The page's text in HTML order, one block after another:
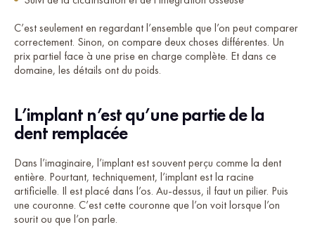
C’est seulement en regardant l’ensemble que l’on peut comparer
correctement. Sinon, on compare deux choses différentes. Un
prix partiel face à une prise en charge complète. Et dans ce
domaine, les détails ont du poids.
L’implant n’est qu’une partie de la
dent remplacée
Dans l’imaginaire, l’implant est souvent perçu comme la dent
entière. Pourtant, techniquement, l’implant est la racine
artificielle. Il est placé dans l’os. Au-dessus, il faut un pilier. Puis
une couronne. C’est cette couronne que l’on voit lorsque l’on
sourit ou que l’on parle.